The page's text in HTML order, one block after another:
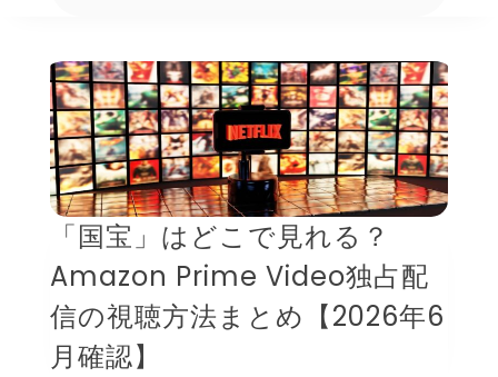
「国宝」はどこで見れる？
Amazon Prime Video独占配
信の視聴方法まとめ【2026年6
月確認】